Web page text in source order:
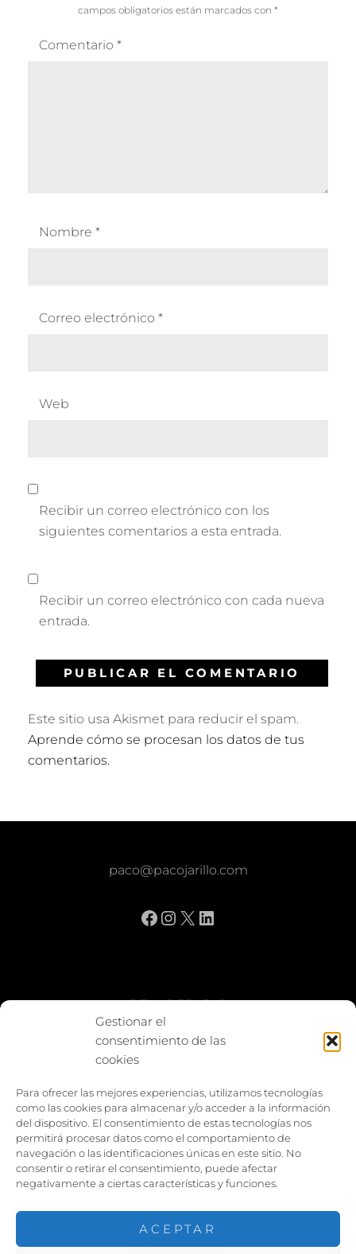
Gestionar el
consentimiento de las
cookies
Para ofrecer las mejores experiencias, utilizamos tecnologías
como las cookies para almacenar y/o acceder a la información
del dispositivo. El consentimiento de estas tecnologías nos
permitirá procesar datos como el comportamiento de
navegación o las identificaciones únicas en este sitio. No
consentir o retirar el consentimiento, puede afectar
negativamente a ciertas características y funciones.
ACEPTAR
campos obligatorios están marcados con *
Comentario *
Nombre *
Correo electrónico *
Web
Recibir un correo electrónico con los
siguientes comentarios a esta entrada.
Recibir un correo electrónico con cada nueva
entrada.
Este sitio usa Akismet para reducir el spam.
Aprende cómo se procesan los datos de tus
comentarios.
paco@pacojarillo.com
Facebook
Instagram
X LinkedIn
BE vs REBAJAS
Entes
Capturar y compartir
Vía larga